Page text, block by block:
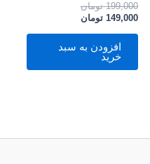
199,000 تومان
149,000 تومان
افزودن به سبد
خرید